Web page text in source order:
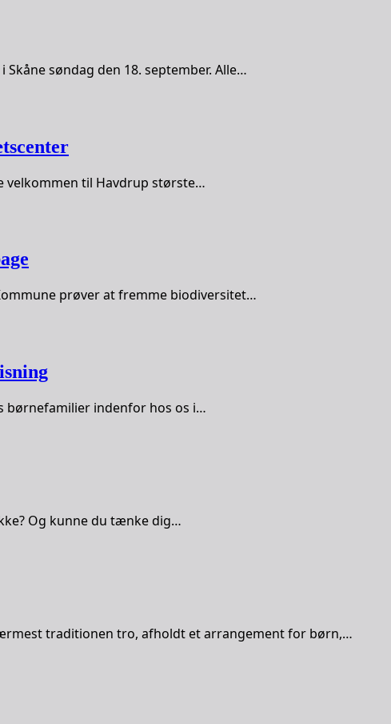
søndag den 18. september. Alle…
velkommen til Havdrup største…
prøver at fremme biodiversitet…
børnefamilier indenfor hos os i…
Og kunne du tænke dig…
traditionen tro, afholdt et arrangement for børn,…